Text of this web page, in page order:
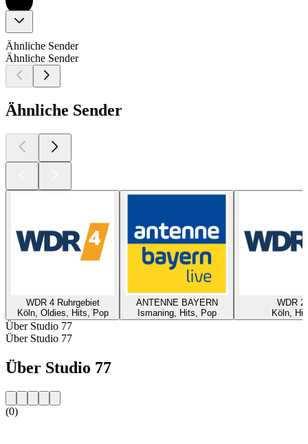
Ähnliche Sender
Ähnliche Sender
Ähnliche Sender
WDR 4 Ruhrgebiet
Köln, Oldies, Hits, Pop
ANTENNE BAYERN
Ismaning, Hits, Pop
WDR 2
Köln,
Über Studio 77
Über Studio 77
Über Studio 77
(0)